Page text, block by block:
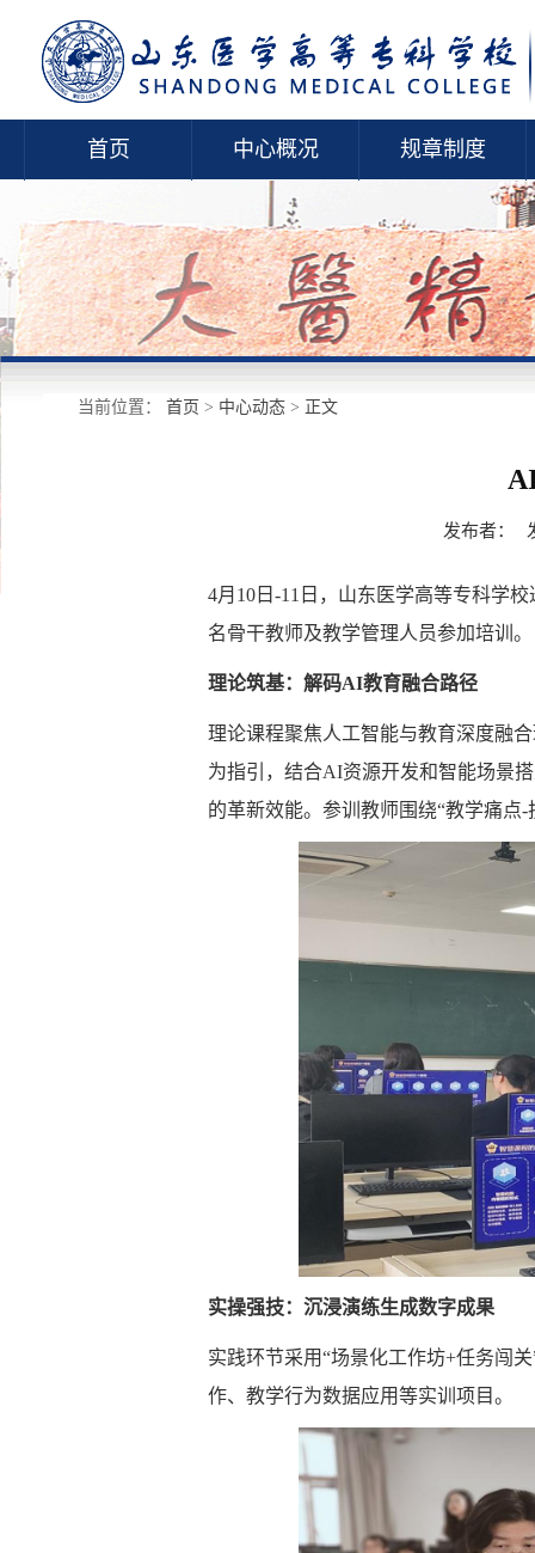
首页 中心概况 规章制度
当前位置： 首页 > 中心动态 > 正文
发布者：
4月10日-11日，山东医学高等专科学
名骨干教师及教学管理人员参加培训。
理论筑基：解码AI教育融合路径
理论课程聚焦人工智能与教育深度融
为指引，结合AI资源开发和智能场景
的革新效能。参训教师围绕“教学痛点
实操强技：沉浸演练生成数字成果
实践环节采用“场景化工作坊+任务闯
作、教学行为数据应用等实训项目。